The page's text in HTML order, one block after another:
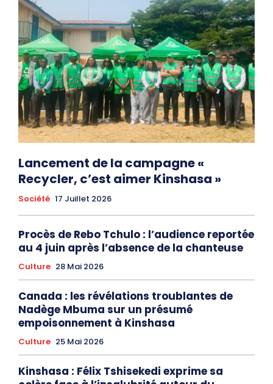
Lancement de la campagne «
Recycler, c’est aimer Kinshasa »
Société 17 Juillet 2026
Procès de Rebo Tchulo : l’audience reportée
au 4 juin après l’absence de la chanteuse
Culture 28 Mai 2026
Canada : les révélations troublantes de
Nadège Mbuma sur un présumé
empoisonnement à Kinshasa
Culture 25 Mai 2026
Kinshasa : Félix Tshisekedi exprime sa